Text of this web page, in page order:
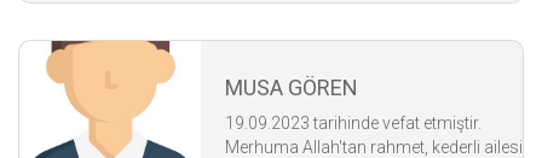
MUSA GÖREN
19.09.2023 tarihinde vefat etmiştir.
Merhuma Allah'tan rahmet, kederli ailesi